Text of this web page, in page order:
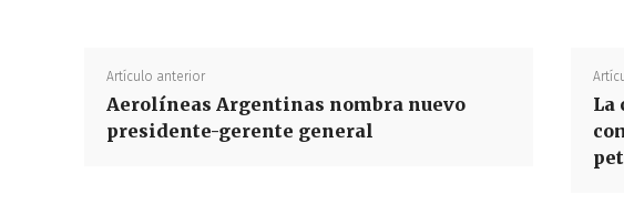
Artículo anterior
Aerolíneas Argentinas nombra nuevo
presidente-gerente general
La